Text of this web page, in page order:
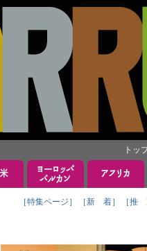
トッ
［特集ページ］ ［新 着］ ［推